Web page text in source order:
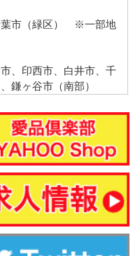
市（緑区） ※一部地
、印西市、白井市、千
鎌ヶ谷市（南部）